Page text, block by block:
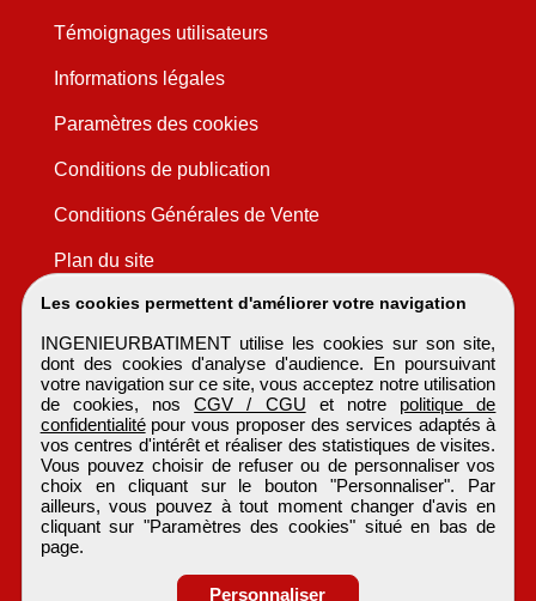
Les cookies permettent d'améliorer votre navigation
INGENIEURBATIMENT utilise les cookies sur son site,
dont des cookies d'analyse d'audience. En poursuivant
votre navigation sur ce site, vous acceptez notre utilisation
de cookies, nosCGV / CGU et notre politique de
confidentialitépour vous proposer des services adaptés à
vos centres d'intérêt et réaliser des statistiques de visites.
Vous pouvez choisir de refuser ou de personnaliser vos
choix en cliquant sur le bouton "Personnaliser". Par
ailleurs, vous pouvez à tout moment changer d'avis en
cliquant sur "Paramètres des cookies" situé en bas de
page.
Personnaliser
Témoignages utilisateurs
Informations légales
Paramètres des cookies
Conditions de publication
Conditions Générales de Vente
Plan du site